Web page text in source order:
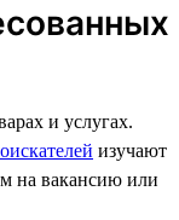
и услугах.
изучают
на вакансию или